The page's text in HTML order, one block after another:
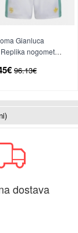
Gianluca
nogometni
(+ hlače)
96.13€
dostava